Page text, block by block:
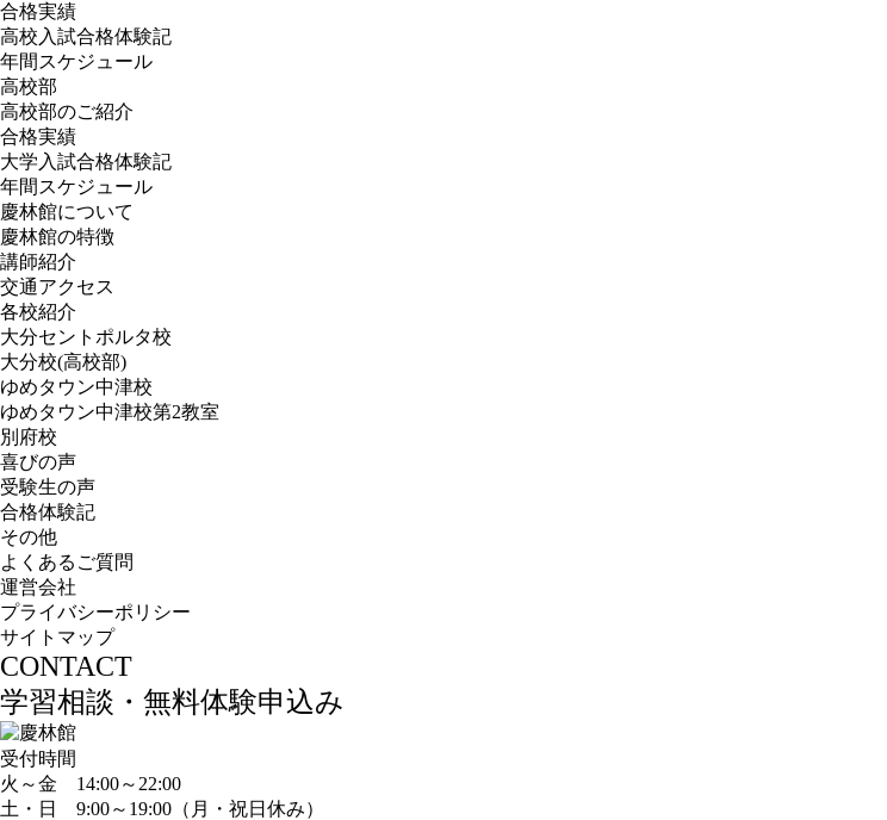
合格実績
高校入試合格体験記
年間スケジュール
高校部
高校部のご紹介
合格実績
大学入試合格体験記
年間スケジュール
慶林館について
慶林館の特徴
講師紹介
交通アクセス
各校紹介
大分セントポルタ校
大分校(高校部)
ゆめタウン中津校
ゆめタウン中津校第2教室
別府校
喜びの声
受験生の声
合格体験記
その他
よくあるご質問
運営会社
プライバシーポリシー
サイトマップ
CONTACT
学習相談・無料体験申込み
受付時間
火～金 14:00～22:00
土・日 9:00～19:00（月・祝日休み）